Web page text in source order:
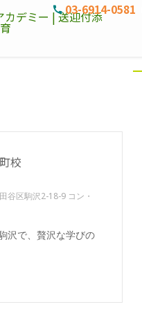
03-6914-0581
谷区駒沢2-18-9 コン・
沢で、贅沢な学びの